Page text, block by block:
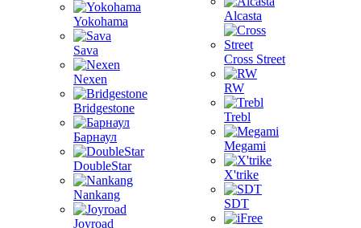
Yokohama
Sava
Nexen
Bridgestone
Барнаул
DoubleStar
Nankang
Joyroad
Alcasta
Cross Street
RW
Trebl
Megami
X'trike
SDT